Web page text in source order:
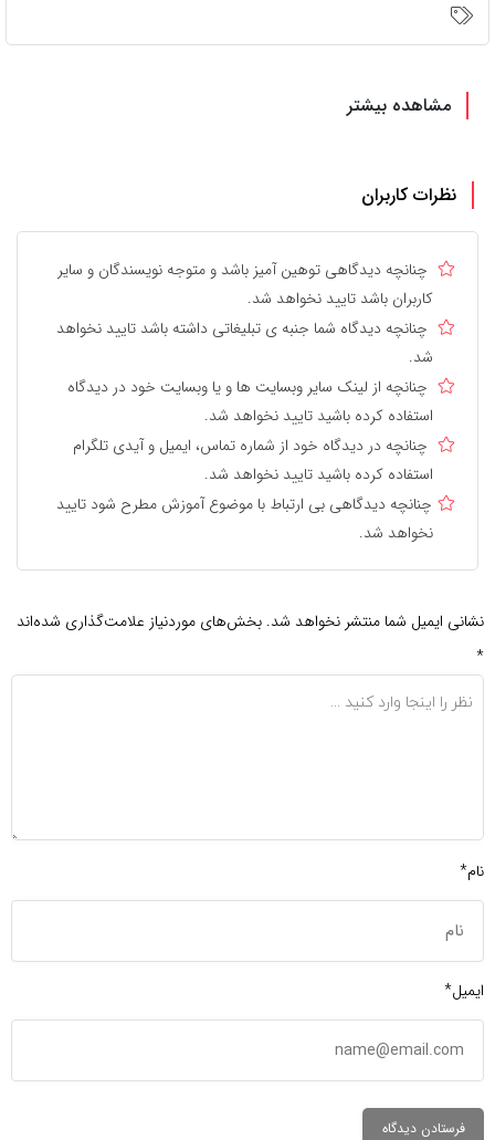
مشاهده بیشتر
نظرات کاربران
چنانچه دیدگاهی توهین آمیز باشد و متوجه نویسندگان و سایر
کاربران باشد تایید نخواهد شد.
چنانچه دیدگاه شما جنبه ی تبلیغاتی داشته باشد تایید نخواهد
شد.
چنانچه از لینک سایر وبسایت ها و یا وبسایت خود در دیدگاه
استفاده کرده باشید تایید نخواهد شد.
چنانچه در دیدگاه خود از شماره تماس، ایمیل و آیدی تلگرام
استفاده کرده باشید تایید نخواهد شد.
چنانچه دیدگاهی بی ارتباط با موضوع آموزش مطرح شود تایید
نخواهد شد.
نشانی ایمیل شما منتشر نخواهد شد. بخش‌های موردنیاز علامت‌گذاری شده‌اند
*
نام*
ایمیل*